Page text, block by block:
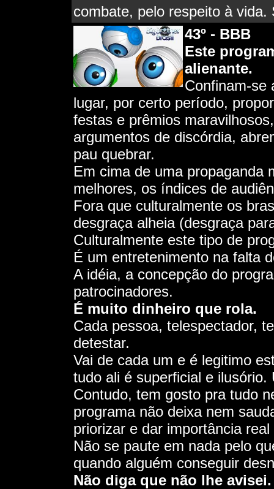
combate, pelo respeito à vida.
43º - BBB
Este
alienante.
Confinam-se
lugar, por certo período,
festas e prêmios
argumentos de discórdia,
pau quebrar.
Em cima de uma propaganda
melhores, os índices de
Fora que culturalmente os
desgraça alheia (desgraça
Culturalmente este tipo de
É um entretenimento na falta
A idéia, a concepção do
patrocinadores.
É muito dinheiro que rola.
Cada pessoa, telespectador,
detestar.
Vai de cada um e é legitimo
tudo ali é superficial e
Contudo, tem gosto pra tudo
programa não deixa nem
priorizar e dar importância
Não se paute em nada pelo
quando alguém conseguir
Não diga que não lhe avisei.